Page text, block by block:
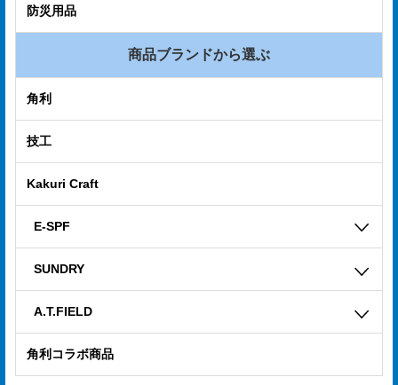
防災用品
商品ブランドから選ぶ
角利
技工
Kakuri Craft
E-SPF
SUNDRY
A.T.FIELD
角利コラボ商品